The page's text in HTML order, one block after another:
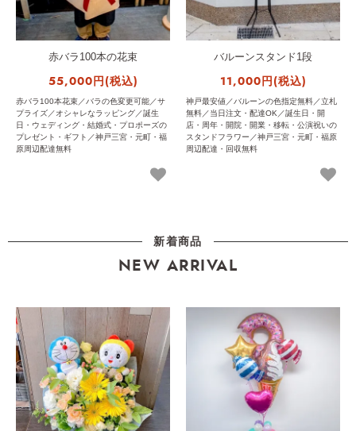
赤バラ100本の花束
55,000円(税込)
赤バラ100本花束／バラの色変更可能／サ
プライズ／オシャレなラッピング／誕生
日・ウェディング・結婚式・プロポーズの
プレゼント・ギフト／神戸三宮・元町・福
原周辺配達無料
バルーンスタンド1段
11,000円(税込)
神戸最安値／バルーンの色指定無料／立札
無料／当日注文・配達OK／誕生日・開
店・周年・開院・開業・移転・公演祝いの
スタンドフラワー／神戸三宮・元町・福原
周辺配達・回収無料
新着商品
NEW ARRIVAL